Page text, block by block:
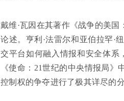
戴维·瓦因在其著作《战争的美
论述。亨利·法雷尔和亚伯拉罕·
交平台如何融入情报和安全体系
《使命：21世纪的中央情报局
控制权的争夺进行了极其详尽的分